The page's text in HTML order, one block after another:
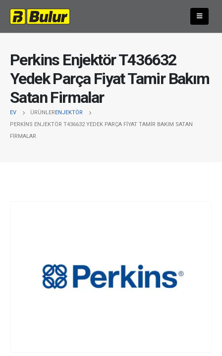
Perkins Enjektör T436632
Yedek Parça Fiyat Tamir Bakım
Satan Firmalar
EV ÜRÜNLERENJEKTÖR
PERKINS ENJEKTÖR T436632 YEDEK PARÇA FIYAT TAMIR BAKIM SATAN
FIRMALAR